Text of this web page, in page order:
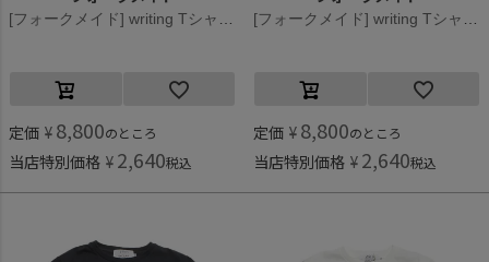
[フォークメイド] writing Tシャツ ラベンダー
定価 ¥ 8,800のところ
当店特別価格 ¥ 2,640税込
[フォークメイド] writing Tシャツ オフホワイト
定価 ¥ 8,800のところ
当店特別価格 ¥ 2,640税込